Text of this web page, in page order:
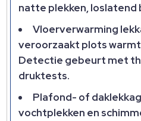
natte plekken, loslatend
Vloerverwarming
veroorzaakt plots
Detectie gebeurt met
druktests.
Plafond- of
vochtplekken en